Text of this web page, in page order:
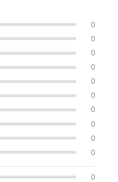
0
0
0
0
0
0
0
0
0
0
0